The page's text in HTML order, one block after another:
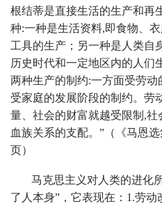
根结蒂是直接生活的生产和再
种:一种是生活资料,即食物、
工具的生产；另一种是人类自
历史时代和一定地区内的人们
两种生产的制约:一方面受劳
受家庭的发展阶段的制约。劳
量、社会的财富就越受限制,
血族关系的支配。”（《马恩
页）
马克思主义对人类的进化
了人本身”，它表现在：1.劳